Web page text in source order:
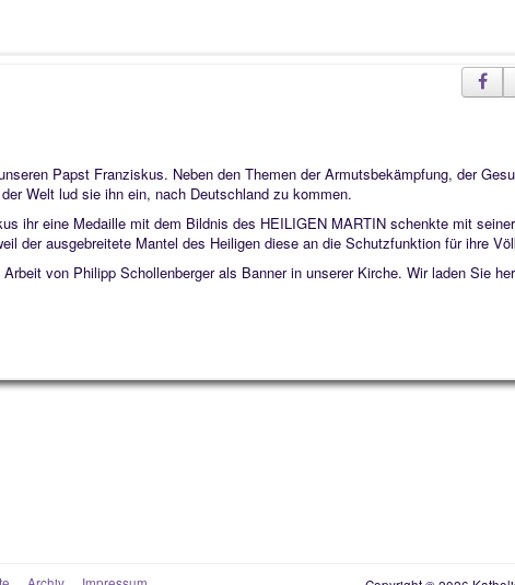
Papst Franziskus. Neben den Themen der Armutsbekämpfung, der
Welt lud sie ihn ein, nach Deutschland zu kommen.
ihr eine Medaille mit dem Bildnis des HEILIGEN MARTIN schenkte mit
der ausgebreitete Mantel des Heiligen diese an die Schutzfunktion für ihre
von Philipp Schollenberger als Banner in unserer Kirche. Wir laden Sie